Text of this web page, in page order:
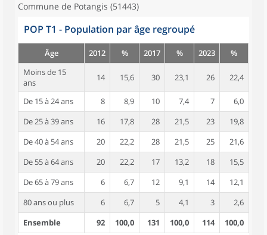
Commune de Potangis (51443)
POP T1 - Population par âge regroupé
Âge 2012 % 2017 % 2023
%
Moins de 15
ans
14 15,6 30 23,1 26 22,4
De 15 à 24 ans 8 8,9 10 7,4 7
6,0
De 25 à 39 ans
16 17,8 28 21,5 23
19,8
De 40 à 54 ans
20 22,2 28 21,5 25
21,6
De 55 à 64 ans
20 22,2 17 13,2 18
15,5
De 65 à 79 ans
6 6,7 12 9,1 14
12,1
80 ans ou plus
6 6,7 5 4,1 3
2,6
Ensemble
92 100,0 131 100,0 114
100,0